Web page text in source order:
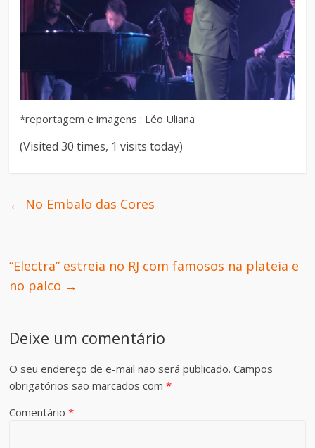
*reportagem e imagens : Léo Uliana
(Visited 30 times, 1 visits today)
← No Embalo das Cores
“Electra” estreia no RJ com famosos na plateia e
no palco →
Deixe um comentário
O seu endereço de e-mail não será publicado. Campos
obrigatórios são marcados com*
Comentário*